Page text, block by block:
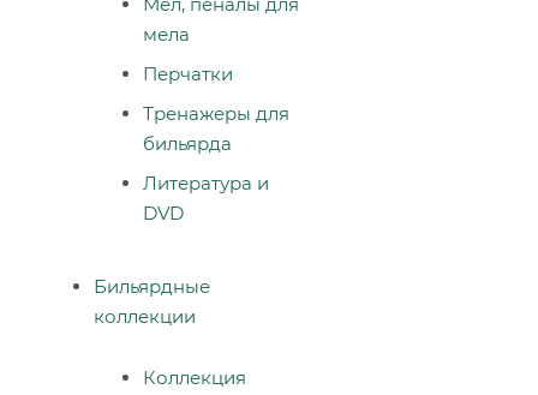
мела
Перчатки
Тренажеры для
бильярда
Литература и
DVD
Бильярдные
коллекции
Коллекция